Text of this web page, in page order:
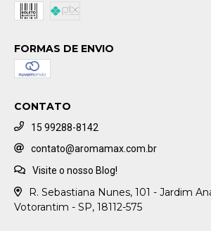
FORMAS DE ENVIO
CONTATO
15 99288-8142
contato@aromamax.com.br
Visite o nosso Blog!
R. Sebastiana Nunes, 101 - Jardim
Votorantim - SP, 18112-575